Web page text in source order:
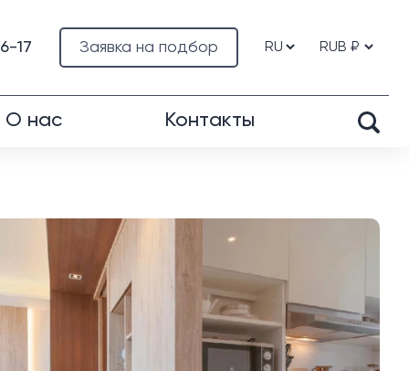
Заявка на подбор
17
О нас Контакты